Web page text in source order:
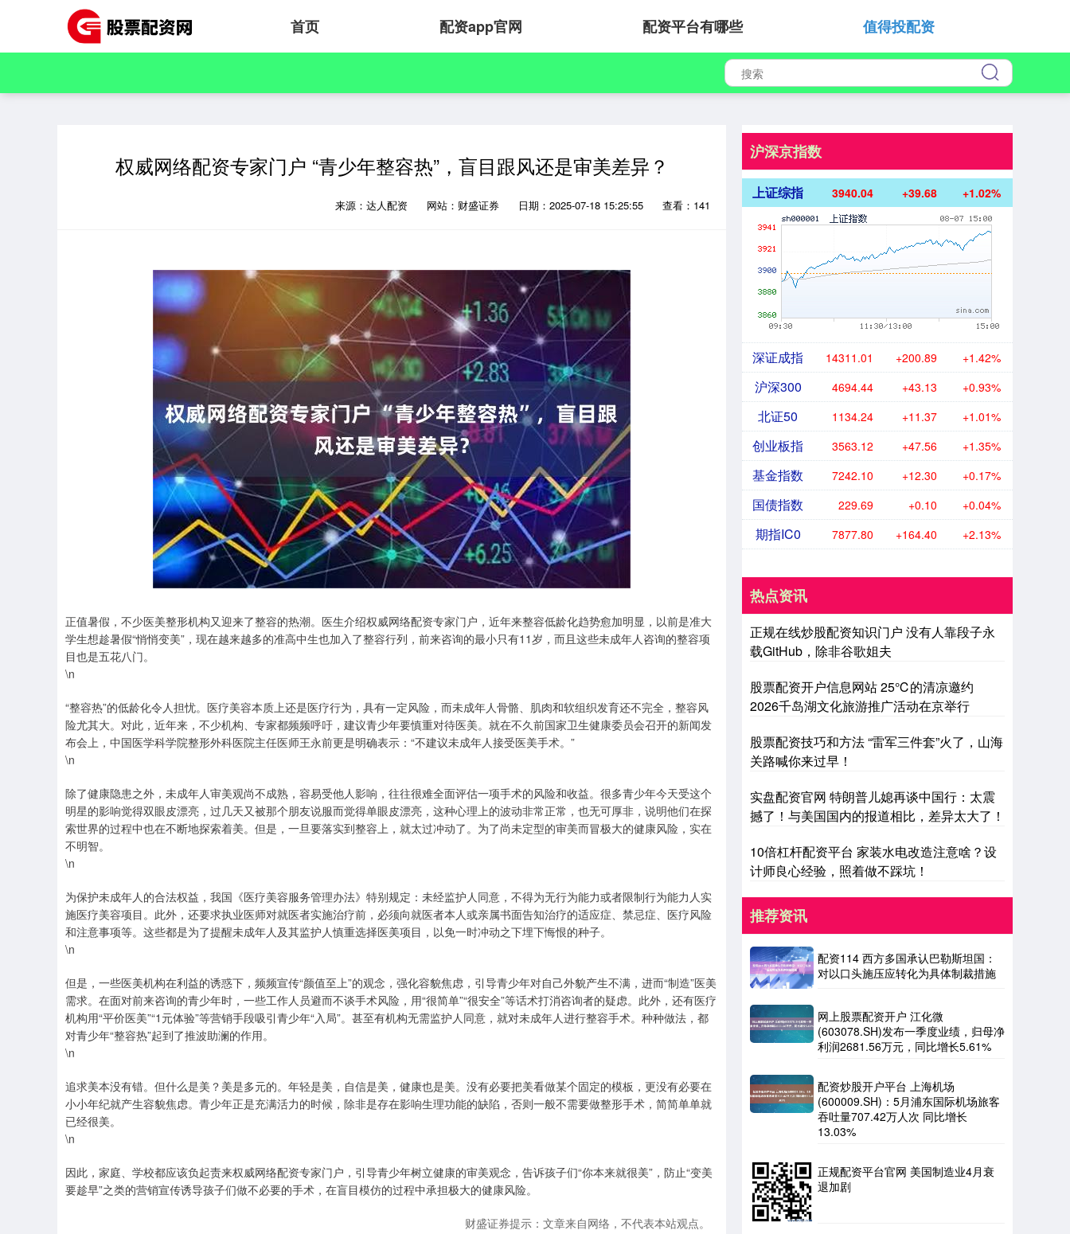
首页 配资app官网 配资平台有哪些 值得投配资
权威网络配资专家门户 “青少年整容热”，盲目跟风还是审美差异？
来源：达人配资 网站：财盛证券 日期：2025-07-18 15:25:55 查看：141
正值暑假，不少医美整形机构又迎来了整容的热潮。医生介绍权威网络配资专家门户，近年来整容低龄化趋势愈加明显，以前是准大
学生想趁暑假“悄悄变美”，现在越来越多的准高中生也加入了整容行列，前来咨询的最小只有11岁，而且这些未成年人咨询的整容项
目也是五花八门。
\n
“整容热”的低龄化令人担忧。医疗美容本质上还是医疗行为，具有一定风险，而未成年人骨骼、肌肉和软组织发育还不完全，整容风
险尤其大。对此，近年来，不少机构、专家都频频呼吁，建议青少年要慎重对待医美。就在不久前国家卫生健康委员会召开的新闻发
布会上，中国医学科学院整形外科医院主任医师王永前更是明确表示：“不建议未成年人接受医美手术。”
\n
除了健康隐患之外，未成年人审美观尚不成熟，容易受他人影响，往往很难全面评估一项手术的风险和收益。很多青少年今天受这个
明星的影响觉得双眼皮漂亮，过几天又被那个朋友说服而觉得单眼皮漂亮，这种心理上的波动非常正常，也无可厚非，说明他们在探
索世界的过程中也在不断地探索着美。但是，一旦要落实到整容上，就太过冲动了。为了尚未定型的审美而冒极大的健康风险，实在
不明智。
\n
为保护未成年人的合法权益，我国《医疗美容服务管理办法》特别规定：未经监护人同意，不得为无行为能力或者限制行为能力人实
施医疗美容项目。此外，还要求执业医师对就医者实施治疗前，必须向就医者本人或亲属书面告知治疗的适应症、禁忌症、医疗风险
和注意事项等。这些都是为了提醒未成年人及其监护人慎重选择医美项目，以免一时冲动之下埋下悔恨的种子。
\n
但是，一些医美机构在利益的诱惑下，频频宣传“颜值至上”的观念，强化容貌焦虑，引导青少年对自己外貌产生不满，进而“制造”医美
需求。在面对前来咨询的青少年时，一些工作人员避而不谈手术风险，用“很简单”“很安全”等话术打消咨询者的疑虑。此外，还有医疗
机构用“平价医美”“1元体验”等营销手段吸引青少年“入局”。甚至有机构无需监护人同意，就对未成年人进行整容手术。种种做法，都
对青少年“整容热”起到了推波助澜的作用。
\n
追求美本没有错。但什么是美？美是多元的。年轻是美，自信是美，健康也是美。没有必要把美看做某个固定的模板，更没有必要在
小小年纪就产生容貌焦虑。青少年正是充满活力的时候，除非是存在影响生理功能的缺陷，否则一般不需要做整形手术，简简单单就
已经很美。
\n
因此，家庭、学校都应该负起责来权威网络配资专家门户，引导青少年树立健康的审美观念，告诉孩子们“你本来就很美”，防止“变美
要趁早”之类的营销宣传诱导孩子们做不必要的手术，在盲目模仿的过程中承担极大的健康风险。
财盛证券提示：文章来自网络，不代表本站观点。
沪深京指数
上证综指 3940.04 +39.68 +1.02%
深证成指 14311.01 +200.89 +1.42%
沪深300 4694.44 +43.13 +0.93%
北证50 1134.24 +11.37 +1.01%
创业板指 3563.12 +47.56 +1.35%
基金指数 7242.10 +12.30 +0.17%
国债指数 229.69 +0.10 +0.04%
期指IC0 7877.80 +164.40 +2.13%
热点资讯
正规在线炒股配资知识门户 没有人靠段子永
载GitHub，除非谷歌姐夫
股票配资开户信息网站 25℃的清凉邀约
2026千岛湖文化旅游推广活动在京举行
股票配资技巧和方法 “雷军三件套”火了，山海
关路喊你来过早！
实盘配资官网 特朗普儿媳再谈中国行：太震
撼了！与美国国内的报道相比，差异太大了！
10倍杠杆配资平台 家装水电改造注意啥？设
计师良心经验，照着做不踩坑！
推荐资讯
配资114 西方多国承认巴勒斯坦国：
对以口头施压应转化为具体制裁措施
网上股票配资开户 江化微
(603078.SH)发布一季度业绩，归母净
利润2681.56万元，同比增长5.61%
配资炒股开户平台 上海机场
(600009.SH)：5月浦东国际机场旅客
吞吐量707.42万人次 同比增长
13.03%
正规配资平台官网 美国制造业4月衰
退加剧